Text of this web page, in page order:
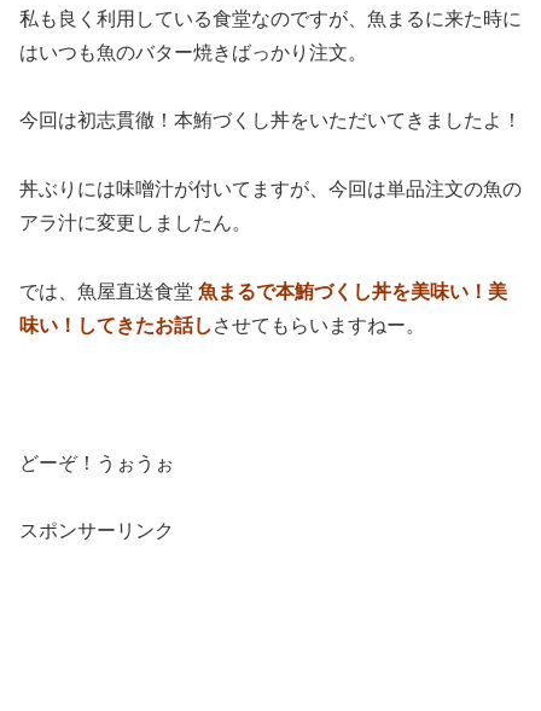
私も良く利用している食堂なのですが、魚まるに来た時に
はいつも魚のバター焼きばっかり注文。
今回は初志貫徹！本鮪づくし丼をいただいてきましたよ！
丼ぶりには味噌汁が付いてますが、今回は単品注文の魚の
アラ汁に変更しましたん。
では、魚屋直送食堂 魚まるで本鮪づくし丼を美味い！美
味い！してきたお話し させてもらいますねー。
どーぞ！うぉうぉ
スポンサーリンク